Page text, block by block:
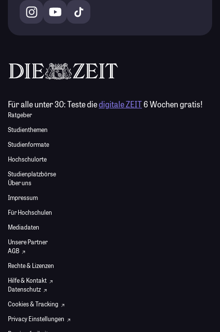
Für alle unter 30:Teste diedigitale ZEIT6 Wochen gratis!
Ratgeber
Studienthemen
Studienformate
Hochschulorte
Studienplatzbörse
Über uns
Impressum
Für Hochschulen
Mediadaten
Unsere Partner
AGB
Rechte & Lizenzen
Hilfe & Kontakt
Datenschutz
Cookies & Tracking
Privacy Einstellungen